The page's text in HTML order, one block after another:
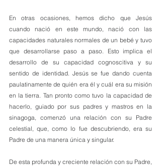
En otras ocasiones, hemos dicho que Jesús
cuando nació en este mundo, nació con las
capacidades naturales normales de un bebé y tuvo
que desarrollarse paso a paso. Esto implica el
desarrollo de su capacidad cognoscitiva y su
sentido de identidad. Jesús se fue dando cuenta
paulatinamente de quién era él y cuál era su misión
en la tierra. Tan pronto como tuvo la capacidad de
hacerlo, guiado por sus padres y mastros en la
sinagoga, comenzó una relación con su Padre
celestial, que, como lo fue descubriendo, era su
Padre de una manera única y singular.
De esta profunda y creciente relación con su Padre,